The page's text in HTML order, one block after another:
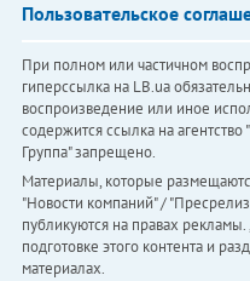
Пользовательское
При полном или частичном
гиперссылка на LB.ua
воспроизведение или иное
содержится ссылка на
Группа" запрещено.
Материалы, которые
"Новости компаний" /
публикуются на правах рекламы.
подготовке этого контента и
материалах.